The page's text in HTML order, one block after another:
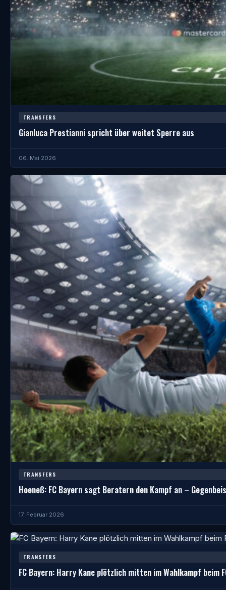
TRANSFERS
Gianluca Prestianni spricht über weitet Sperre aus
06. Mai 2026
TRANSFERS
Hoeneß: FC Bayern sagt Beratern den Kampf an –
17. Februar 2026
TRANSFERS
FC Bayern: Harry Kane plötzlich mitten im Wahlkampf beim